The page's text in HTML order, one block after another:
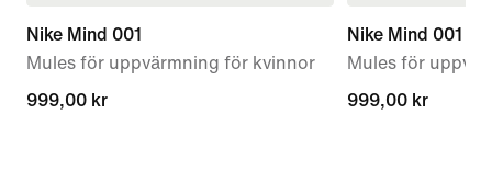
Nike Mind 001
Mules för uppvärmning för kvinnor
999,00 kr
999,00 kr
Nike Mind 001
Mules för
999,00 kr
999,00 kr